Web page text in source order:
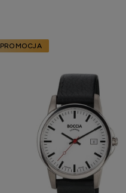
PROMOCJA